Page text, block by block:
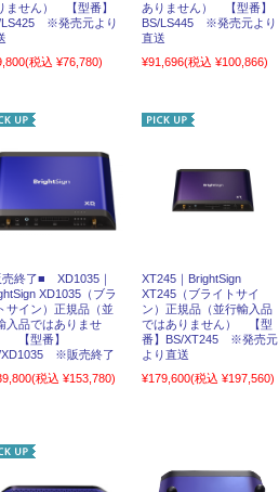
ません） 【型番】
LS425 ※発売元より
(税込 ¥76,780)
ありません） 【型番】
BS/LS445 ※発売元より
直送
¥91,696(税込 ¥100,866)
終了■ XD1035｜
XD1035（ブラ
サイン）正規品（並
入品ではありませ
【型番】
XD1035 ※販売終了
(税込 ¥153,780)
XT245｜BrightSign
XT245（ブライトサイ
ン）正規品（並行輸入品
ではありません） 【型
番】BS/XT245 ※発売元
より直送
¥179,600(税込 ¥197,560)